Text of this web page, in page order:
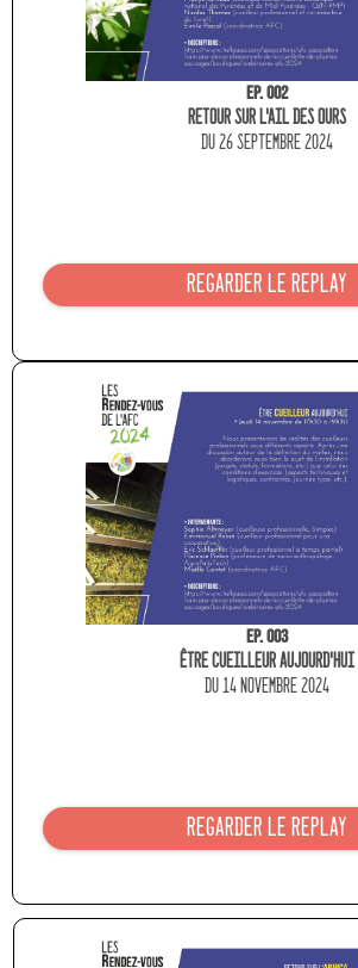
Ep. 002
RETOUR SUR L'AIL DES OURS
du 26 septEMBRE 2024
REGARDER LE REPLAY
Ep. 003
Être cueilleur aujourd'HUI
du 14 NOVEMBRE 2024
REGARDER LE REPLAY